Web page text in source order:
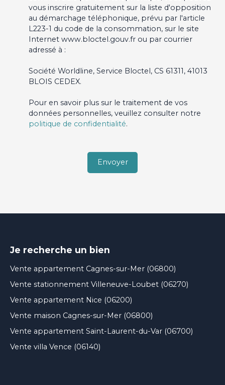
vous inscrire gratuitement sur la liste d'opposition
au démarchage téléphonique, prévu par l'article
L223-1 du code de la consommation, sur le site
Internet www.bloctel.gouv.fr ou par courrier
adressé à :
Société Worldline, Service Bloctel, CS 61311, 41013
BLOIS CEDEX.
Pour en savoir plus sur le traitement de vos
données personnelles, veuillez consulter notre
politique de confidentialité.
Envoyer
Je recherche un bien
Vente appartement Cagnes-sur-Mer (06800)
Vente stationnement Villeneuve-Loubet (06270)
Vente appartement Nice (06200)
Vente maison Cagnes-sur-Mer (06800)
Vente appartement Saint-Laurent-du-Var (06700)
Vente villa Vence (06140)